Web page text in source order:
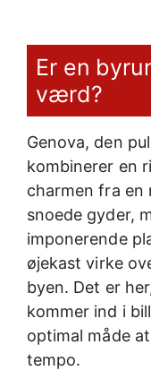
Er en
værd?
Genova, den
kombinerer en
charmen fra en
snoede gyder,
imponerende
øjekast virke
byen. Det er
kommer ind i
optimal måde
tempo.